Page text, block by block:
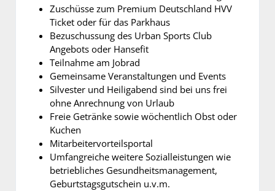
Zuschüsse zum Premium Deutschland HVV
Ticket oder für das Parkhaus
Bezuschussung des Urban Sports Club
Angebots oder Hansefit
Teilnahme am Jobrad
Gemeinsame Veranstaltungen und Events
Silvester und Heiligabend sind bei uns frei
ohne Anrechnung von Urlaub
Freie Getränke sowie wöchentlich Obst oder
Kuchen
Mitarbeitervorteilsportal
Umfangreiche weitere Sozialleistungen wie
betriebliches Gesundheitsmanagement,
Geburtstagsgutschein u.v.m.